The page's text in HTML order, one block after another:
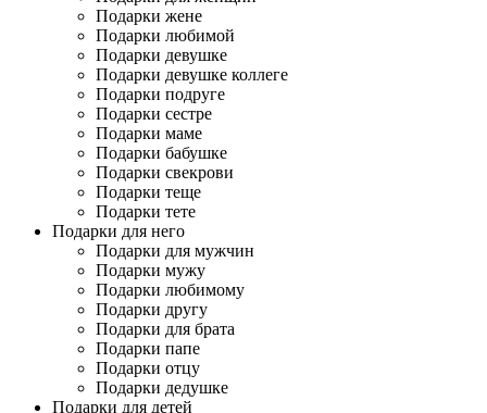
Подарки жене
Подарки любимой
Подарки девушке
Подарки девушке коллеге
Подарки подруге
Подарки сестре
Подарки маме
Подарки бабушке
Подарки свекрови
Подарки теще
Подарки тете
Подарки для него
Подарки для мужчин
Подарки мужу
Подарки любимому
Подарки другу
Подарки для брата
Подарки папе
Подарки отцу
Подарки дедушке
Подарки для детей